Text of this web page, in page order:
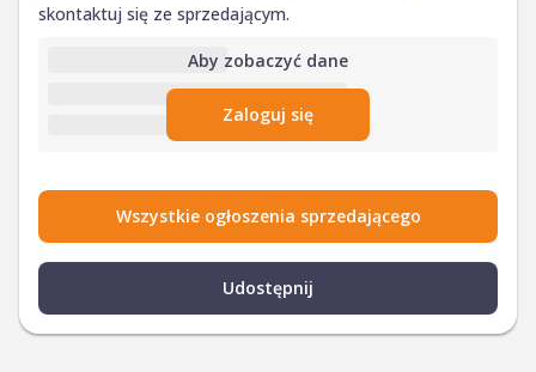
skontaktuj się ze sprzedającym.
Aby zobaczyć dane
Zaloguj się
Wszystkie ogłoszenia sprzedającego
Udostępnij